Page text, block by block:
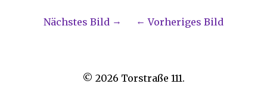
Nächstes Bild Vorheriges Bild
© 2026 Torstraße 111.